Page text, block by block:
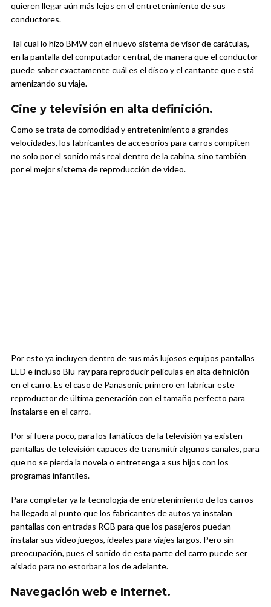
quieren llegar aún más lejos en el entretenimiento de sus
conductores.
Tal cual lo hizo BMW con el nuevo sistema de visor de carátulas,
en la pantalla del computador central, de manera que el conductor
puede saber exactamente cuál es el disco y el cantante que está
amenizando su viaje.
Cine y televisión en alta definición.
Como se trata de comodidad y entretenimiento a grandes
velocidades, los fabricantes de accesorios para carros compiten
no solo por el sonido más real dentro de la cabina, sino también
por el mejor sistema de reproducción de video.
Por esto ya incluyen dentro de sus más lujosos equipos pantallas
LED e incluso Blu-ray para reproducir películas en alta definición
en el carro. Es el caso de Panasonic primero en fabricar este
reproductor de última generación con el tamaño perfecto para
instalarse en el carro.
Por si fuera poco, para los fanáticos de la televisión ya existen
pantallas de televisión capaces de transmitir algunos canales, para
que no se pierda la novela o entretenga a sus hijos con los
programas infantiles.
Para completar ya la tecnología de entretenimiento de los carros
ha llegado al punto que los fabricantes de autos ya instalan
pantallas con entradas RGB para que los pasajeros puedan
instalar sus video juegos, ideales para viajes largos. Pero sin
preocupación, pues el sonido de esta parte del carro puede ser
aislado para no estorbar a los de adelante.
Navegación web e Internet.